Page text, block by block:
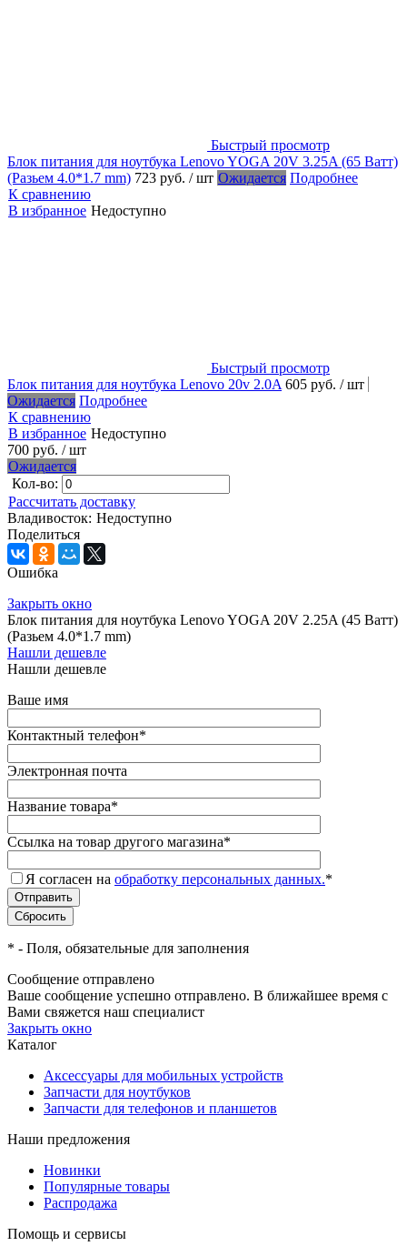
Быстрый просмотр
Блок питания для ноутбука Lenovo YOGA 20V 3.25A (65 Ватт)
(Разьем 4.0*1.7 mm) 723 руб. / шт Ожидается Подробнее
К сравнению
В избранное Недоступно
Быстрый просмотр
Блок питания для ноутбука Lenovo 20v 2.0A 605 руб. / шт
Ожидается Подробнее
К сравнению
В избранное Недоступно
700 руб. / шт
Ожидается
Кол-во:
Рассчитать доставку
Владивосток: Недоступно
Поделиться
Ошибка
Закрыть окно
Блок питания для ноутбука Lenovo YOGA 20V 2.25A (45 Ватт)
(Разьем 4.0*1.7 mm)
Нашли дешевле
Нашли дешевле
Ваше имя
Контактный телефон*
Электронная почта
Название товара*
Ссылка на товар другого магазина*
Я согласен на обработку персональных данных.*
* - Поля, обязательные для заполнения
Сообщение отправлено
Ваше сообщение успешно отправлено. В ближайшее время с
Вами свяжется наш специалист
Закрыть окно
Каталог
Аксессуары для мобильных устройств
Запчасти для ноутбуков
Запчасти для телефонов и планшетов
Наши предложения
Новинки
Популярные товары
Распродажа
Помощь и сервисы